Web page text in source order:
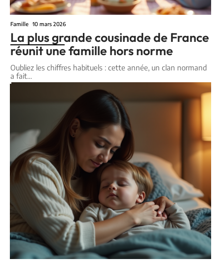
Famille 10 mars 2026
La plus grande cousinade de France
réunit une famille hors norme
Oubliez les chiffres habituels : cette année, un clan normand
a fait…